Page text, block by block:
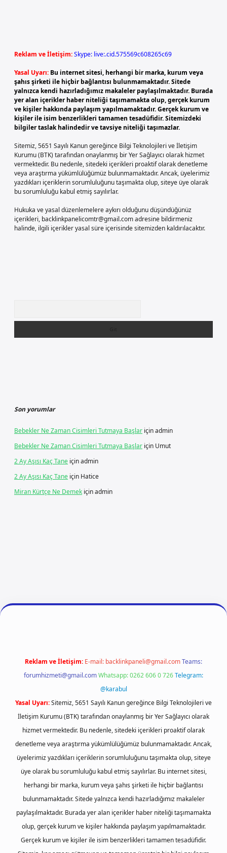
Reklam ve İletişim:Skype: live:.cid.575569c608265c69
Yasal Uyarı: Bu internet sitesi, herhangi bir marka, kurum veya
şahıs şirketi ile hiçbir bağlantısı bulunmamaktadır. Sitede
yalnızca kendi hazırladığımız makaleler paylaşılmaktadır. Burada
yer alan içerikler haber niteliği taşımamakta olup, gerçek kurum
ve kişiler hakkında paylaşım yapılmamaktadır. Gerçek kurum ve
kişiler ile isim benzerlikleri tamamen tesadüfidir. Sitemizdeki
bilgiler taslak halindedir ve tavsiye niteliği taşımazlar.
Sitemiz, 5651 Sayılı Kanun gereğince Bilgi Teknolojileri ve İletişim
Kurumu (BTK) tarafından onaylanmış bir Yer Sağlayıcı olarak hizmet
vermektedir. Bu nedenle, sitedeki içerikleri proaktif olarak denetleme
veya araştırma yükümlülüğümüz bulunmamaktadır. Ancak, üyelerimiz
yazdıkları içeriklerin sorumluluğunu taşımakta olup, siteye üye olarak
bu sorumluluğu kabul etmiş sayılırlar.
Hukuka ve yasal düzenlemelere aykırı olduğunu düşündüğünüz
içerikleri, backlinkpanelicomtr@gmail.comadresine bildirmeniz
halinde, ilgili içerikler yasal süre içerisinde sitemizden kaldırılacaktır.
Son yorumlar
Bebekler Ne Zaman Cisimleri Tutmaya Başlar içinadmin
Bebekler Ne Zaman Cisimleri Tutmaya Başlar için Umut
2 Ay Aşısı Kaç Tane içinadmin
2 Ay Aşısı Kaç Tane için Hatice
Miran Kürtçe Ne Demek içinadmin
girişbetexper
Reklam ve İletişim: E-mail: backlinkpaneli@gmail.comTeams:
forumhizmeti@gmail.comWhatsapp: 0262 606 0 726Telegram:
@karabul
Yasal Uyarı:Sitemiz, 5651 Sayılı Kanun gereğince Bilgi Teknolojileri ve
İletişim Kurumu (BTK) tarafından onaylanmış bir Yer Sağlayıcı olarak
hizmet vermektedir. Bu nedenle, sitedeki içerikleri proaktif olarak
denetleme veya araştırma yükümlülüğümüz bulunmamaktadır. Ancak,
üyelerimiz yazdıkları içeriklerin sorumluluğunu taşımakta olup, siteye
üye olarak bu sorumluluğu kabul etmiş sayılırlar. Bu internet sitesi,
herhangi bir marka, kurum veya şahıs şirketi ile hiçbir bağlantısı
bulunmamaktadır. Sitede yalnızca kendi hazırladığımız makaleler
paylaşılmaktadır. Burada yer alan içerikler haber niteliği taşımamakta
olup, gerçek kurum ve kişiler hakkında paylaşım yapılmamaktadır.
Gerçek kurum ve kişiler ile isim benzerlikleri tamamen tesadüfidir.